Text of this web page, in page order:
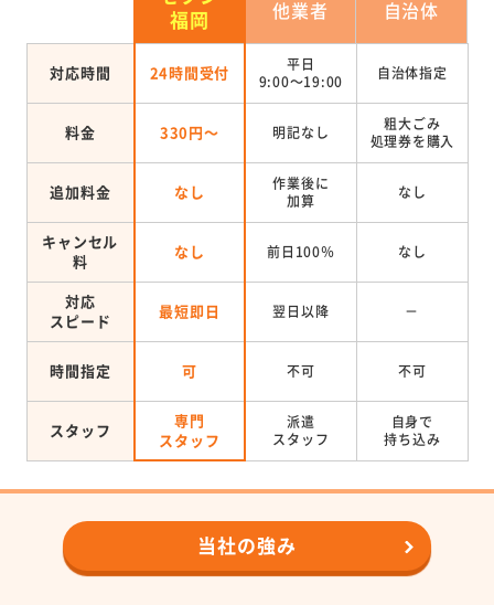
福岡
他業者 自治体
対応時間 24時間受付
平日
9:00～19:00
自治体指定
料金 330円～ 明記なし
粗大ごみ
処理券を購入
追加料金 なし
作業後に
加算
なし
キャンセル
料
なし 前日100％ なし
対応
スピード
最短即日 翌日以降 －
時間指定 可 不可 不可
スタッフ
専門
スタッフ
派遣
スタッフ
自身で
持ち込み
当社の強み